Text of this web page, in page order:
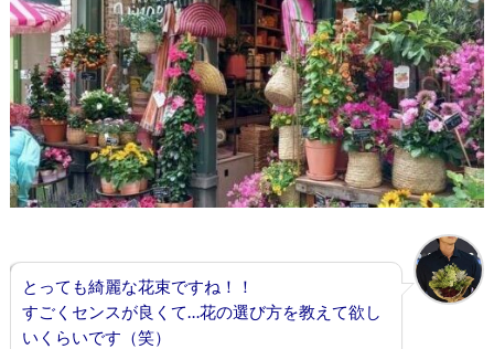
とっても綺麗な花束ですね！！
すごくセンスが良くて…花の選び方を教えて欲し
いくらいです（笑）